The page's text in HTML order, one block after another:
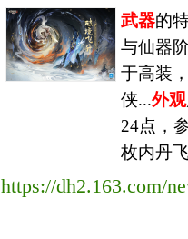
武器的
与仙器
于高装
侠...外观
24点，
枚内丹
https://dh2.163.com/